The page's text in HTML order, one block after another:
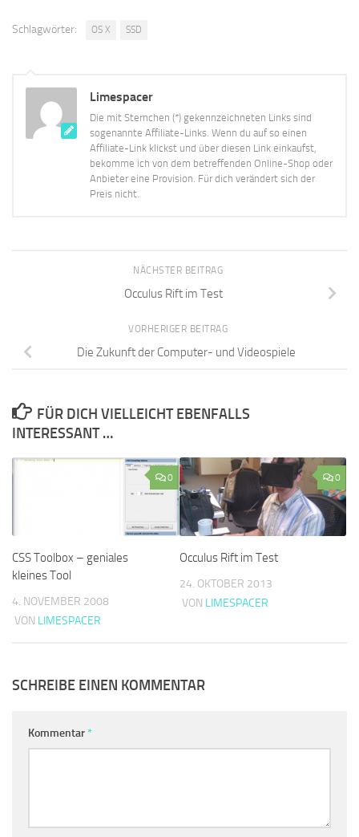
Schlagwörter: OS X SSD
Limespacer
Die mit Sternchen (*) gekennzeichneten Links sind
sogenannte Affiliate-Links. Wenn du auf so einen
Affiliate-Link klickst und über diesen Link einkaufst,
bekomme ich von dem betreffenden Online-Shop oder
Anbieter eine Provision. Für dich verändert sich der
Preis nicht.
NÄCHSTER BEITRAG
Occulus Rift im Test
VORHERIGER BEITRAG
Die Zukunft der Computer- und Videospiele
FÜR DICH VIELLEICHT EBENFALLS
INTERESSANT …
0
CSS Toolbox – geniales
kleines Tool
4. NOVEMBER 2008
VON LIMESPACER
0
Occulus Rift im Test
24. OKTOBER 2013
VON LIMESPACER
SCHREIBE EINEN KOMMENTAR
Kommentar*